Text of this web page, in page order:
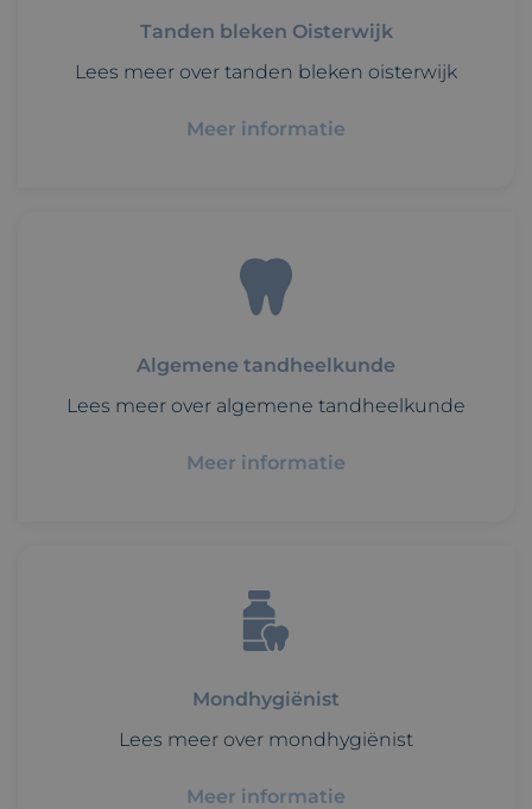
Tanden bleken Oisterwijk
Lees meer over tanden bleken oisterwijk
Meer informatie
Algemene tandheelkunde
Lees meer over algemene tandheelkunde
Meer informatie
Mondhygiënist
Lees meer over mondhygiënist
Meer informatie